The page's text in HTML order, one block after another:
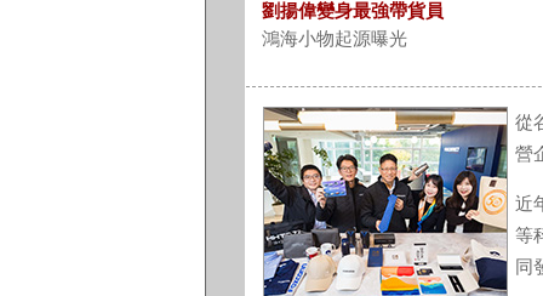
劉揚偉變身最強帶貨員
鴻海小物起源曝光
從
營
近
等
同